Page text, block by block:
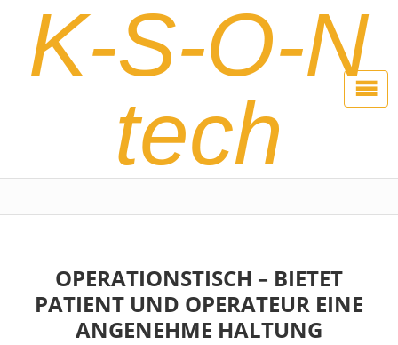
K-S-O-N
tech
OPERATIONSTISCH – BIETET
PATIENT UND OPERATEUR EINE
ANGENEHME HALTUNG